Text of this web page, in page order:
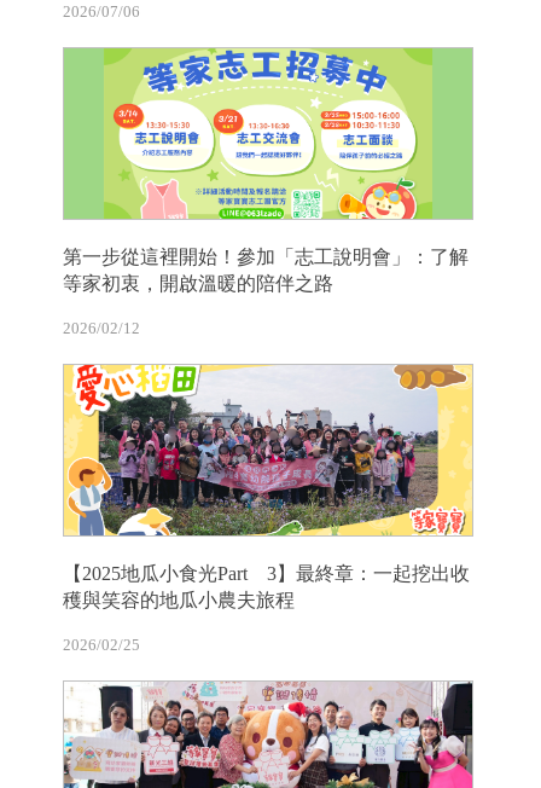
2026/07/06
第一步從這裡開始！參加「志工說明會」：了解
等家初衷，開啟溫暖的陪伴之路
2026/02/12
【2025地瓜小食光Part 3】最終章：一起挖出收
穫與笑容的地瓜小農夫旅程
2026/02/25